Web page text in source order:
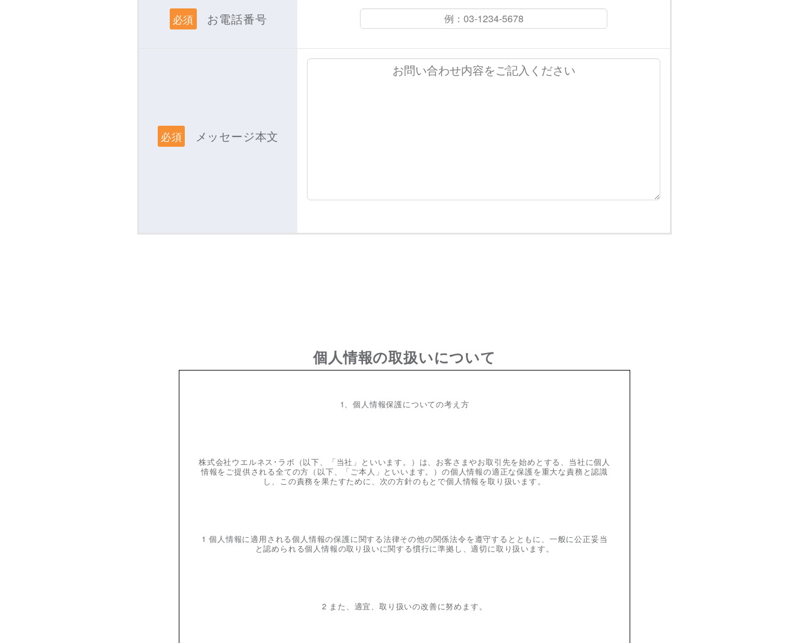
必須 お電話番号
必須 メッセージ本文
個人情報の取扱いについて
1、個人情報保護についての考え方
株式会社ウエルネス･ラボ（以下、「当社」といいます。）は、お客さまやお取引先を始めとする、当社に個人
情報をご提供される全ての方（以下、「ご本人」といいます。）の個人情報の適正な保護を重大な責務と認識
し、この責務を果たすために、次の方針のもとで個人情報を取り扱います。
1 個人情報に適用される個人情報の保護に関する法律その他の関係法令を遵守するとともに、一般に公正妥当
と認められる個人情報の取り扱いに関する慣行に準拠し、適切に取り扱います。
2 また、適宜、取り扱いの改善に努めます。